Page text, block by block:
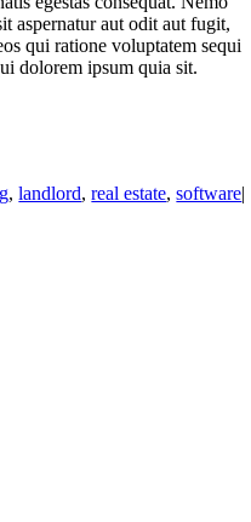
aspernatur aut odit aut fugit,
qui ratione voluptatem sequi
dolorem ipsum quia sit.
,landlord,real estate,software|